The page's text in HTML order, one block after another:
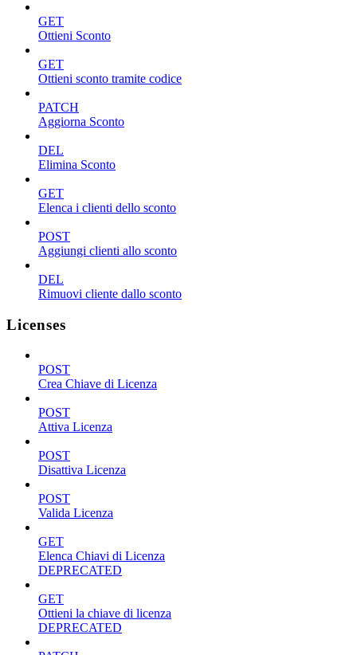
GET
Ottieni Sconto
GET
Ottieni sconto tramite codice
PATCH
Aggiorna Sconto
DEL
Elimina Sconto
GET
Elenca i clienti dello sconto
POST
Aggiungi clienti allo sconto
DEL
Rimuovi cliente dallo sconto
Licenses
POST
Crea Chiave di Licenza
POST
Attiva Licenza
POST
Disattiva Licenza
POST
Valida Licenza
GET
Elenca Chiavi di Licenza
DEPRECATED
GET
Ottieni la chiave di licenza
DEPRECATED